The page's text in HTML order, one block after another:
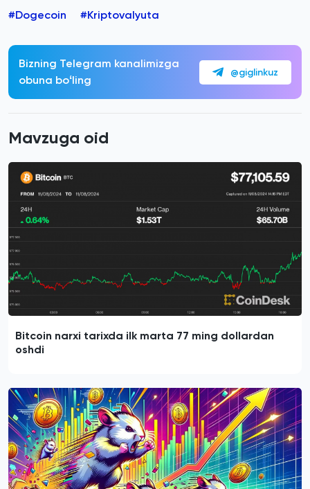
#Dogecoin #Kriptovalyuta
Bizning Telegram kanalimizga
obuna boʻling
@giglinkuz
Mavzuga oid
Bitcoin narxi tarixda ilk marta 77 ming dollardan
oshdi